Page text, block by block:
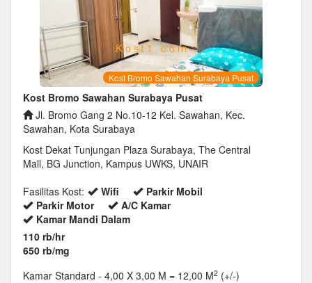
Kost Bromo Sawahan Surabaya Pusat
Kost Bromo Sawahan Surabaya Pusat
Jl. Bromo Gang 2 No.10-12 Kel. Sawahan, Kec.
Sawahan, Kota Surabaya
Kost Dekat Tunjungan Plaza Surabaya, The Central
Mall, BG Junction, Kampus UWKS, UNAIR
Fasilitas Kost:
Wifi
Parkir Mobil
Parkir Motor
A/C Kamar
Kamar Mandi Dalam
110 rb/hr
650 rb/mg
Kamar Standard - 4,00 X 3,00 M = 12,00 M2 (+/-)